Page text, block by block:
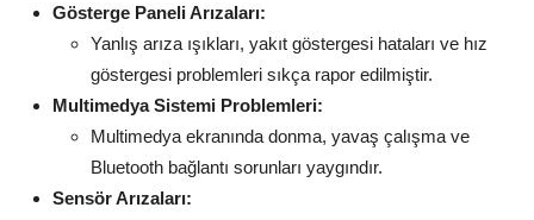
Gösterge Paneli Arızaları:
Yanlış arıza ışıkları, yakıt göstergesi hataları ve hız
göstergesi problemleri sıkça rapor edilmiştir.
Multimedya Sistemi Problemleri:
Multimedya ekranında donma, yavaş çalışma ve
Bluetooth bağlantı sorunları yaygındır.
Sensör Arızaları: